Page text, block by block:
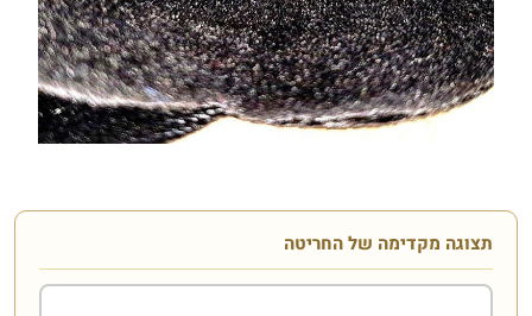
תצוגה מקדימה של החריטה